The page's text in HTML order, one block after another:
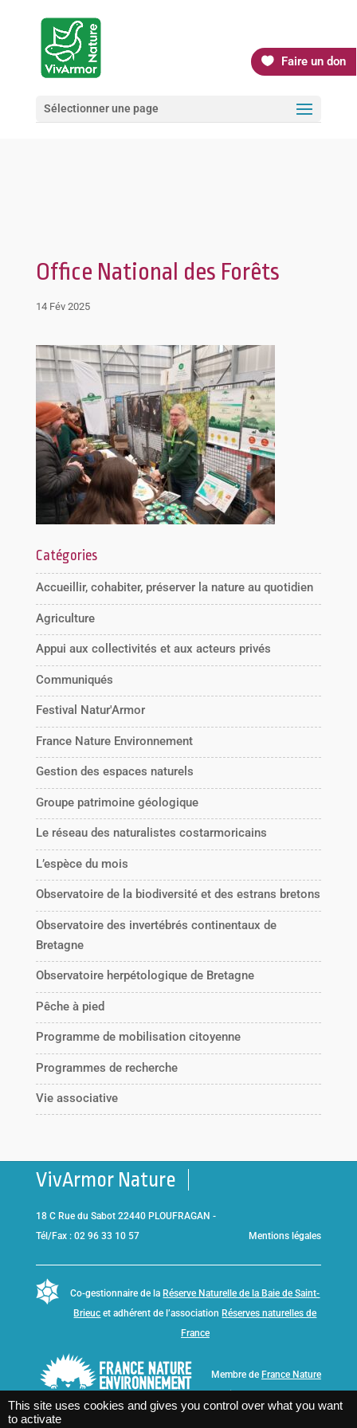
Faire un don
Sélectionner une page
Office National des Forêts
14 Fév 2025
Catégories
Accueillir, cohabiter, préserver la nature au quotidien
Agriculture
Appui aux collectivités et aux acteurs privés
Communiqués
Festival Natur'Armor
France Nature Environnement
Gestion des espaces naturels
Groupe patrimoine géologique
Le réseau des naturalistes costarmoricains
L’espèce du mois
Observatoire de la biodiversité et des estrans bretons
Observatoire des invertébrés continentaux de
Bretagne
Observatoire herpétologique de Bretagne
Pêche à pied
Programme de mobilisation citoyenne
Programmes de recherche
Vie associative
VivArmor Nature
18 C Rue du Sabot 22440 PLOUFRAGAN -
Tél/Fax : 02 96 33 10 57
Mentions légales
Co-gestionnaire de la Réserve Naturelle de la Baie de Saint-
Brieuc et adhérent de l’association Réserves naturelles de
France
Membre de France Nature
This site uses cookies and gives you control over what you want
to activate